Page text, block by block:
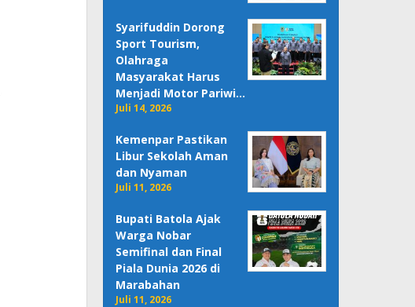
Syarifuddin Dorong
Sport Tourism,
Olahraga
Masyarakat Harus
Menjadi Motor Pariwi…
Juli 14, 2026
Kemenpar Pastikan
Libur Sekolah Aman
dan Nyaman
Juli 11, 2026
Bupati Batola Ajak
Warga Nobar
Semifinal dan Final
Piala Dunia 2026 di
Marabahan
Juli 11, 2026